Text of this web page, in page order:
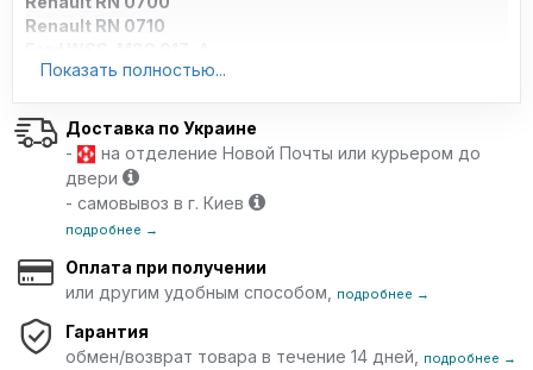
Renault RN 0710
VW 504 00
Porsche C-30
BMW Longlife-04
Caterpillar ECF-1a
Cummins CES 20076
Cummins CES 20077
MTU Type-2
Man M 3275-1
Cummins CES 20078
Mack EO M Plus
PSA B71 2290
Показать полностью...
Доставка по Украине
-
на отделение Новой Почты или курьером до
двери
- самовывоз в г. Киев
подробнее →
Оплата при получении
или другим удобным способом,
подробнее →
Гарантия
обмен/возврат товара в течение 14 дней,
подробнее →